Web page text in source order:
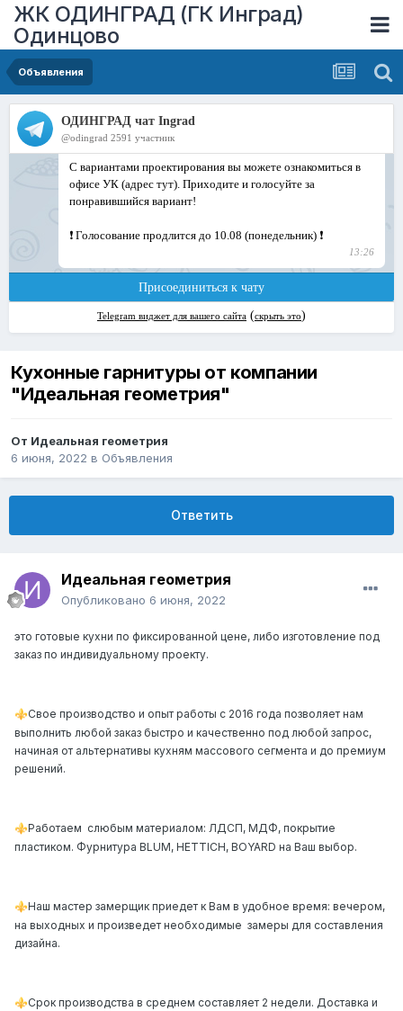
ЖК ОДИНГРАД (ГК Инград)
Одинцово
Объявления
Кухонные гарнитуры от компании
"Идеальная геометрия"
От Идеальная геометрия
6 июня, 2022 в Объявления
Ответить
Идеальная геометрия
Опубликовано 6 июня, 2022
это готовые кухни по фиксированной цене, либо изготовление под
заказ по индивидуальному проекту.
⚜️Свое производство и опыт работы с 2016 года позволяет нам
выполнить любой заказ быстро и качественно под любой запрос,
начиная от альтернативы кухням массового сегмента и до премиум
решений.
⚜️Работаем слюбым материалом: ЛДСП, МДФ, покрытие
пластиком. Фурнитура BLUM, HETTICH, BOYARD на Ваш выбор.
⚜️Наш мастер замерщик приедет к Вам в удобное время: вечером,
на выходных и произведет необходимые замеры для составления
дизайна.
⚜️Срок производства в среднем составляет 2 недели. Доставка и